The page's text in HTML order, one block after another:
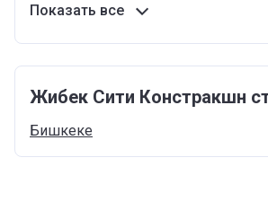
Показать все
Жибек Сити Констракшн
Бишкеке